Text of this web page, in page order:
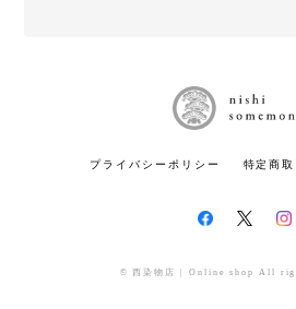
プライバシーポリシー 特定商
© 西染物店 | Online shop All